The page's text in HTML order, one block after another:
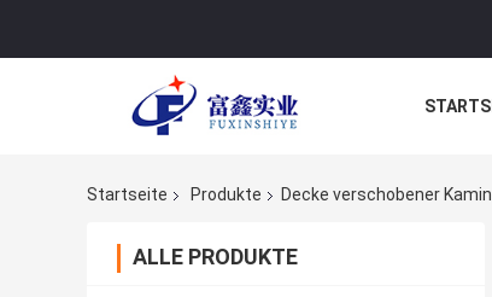
Startseite Produkte Decke verschobener Kamin
ALLE PRODUKTE